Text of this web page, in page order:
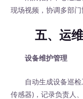
现场视频，协调多部门
五、运
设备维护管理
自动生成设备巡检
传感器)，记录负责人、